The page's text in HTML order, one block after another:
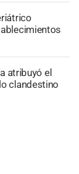
atribuyó el
clandestino